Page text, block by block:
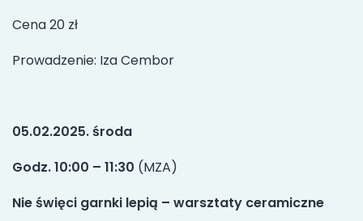
Cena 20 zł
Prowadzenie: Iza Cembor
05.02.2025. środa
Godz. 10:00 – 11:30 (MZA)
Nie święci garnki lepią – warsztaty ceramiczne